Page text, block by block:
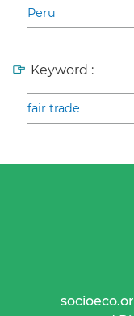
Peru
Keyword :
fair trade